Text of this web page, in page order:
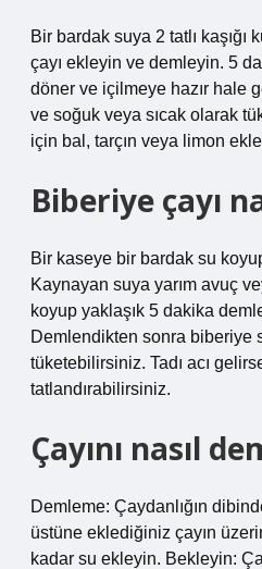
Bir bardak suya 2 tatlı kaşığı
çayı ekleyin ve demleyin. 5
döner ve içilmeye hazır hale
ve soğuk veya sıcak olarak
için bal, tarçın veya limon
Biberiye çayı
Bir kaseye bir bardak su
Kaynayan suya yarım avuç
koyup yaklaşık 5 dakika
Demlendikten sonra biberiye
tüketebilirsiniz. Tadı acı
tatlandırabilirsiniz.
Çayını nasıl
Demleme: Çaydanlığın
üstüne eklediğiniz çayın
kadar su ekleyin. Bekleyin: